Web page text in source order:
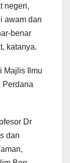
negeri,
awam dan
benar
katanya.
Majlis Ilmu
Perdana
Dr
dan